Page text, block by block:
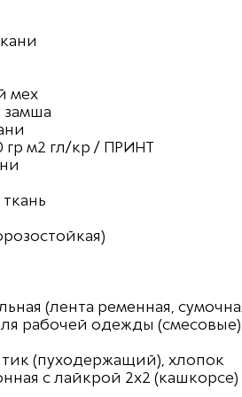
мех
замша
гр м2 гл/кр / ПРИНТ
(лента ременная,
рабочей одежды (смесовые)
тик (пуходержащий), хлопок
с лайкрой 2х2 (кашкорсе)